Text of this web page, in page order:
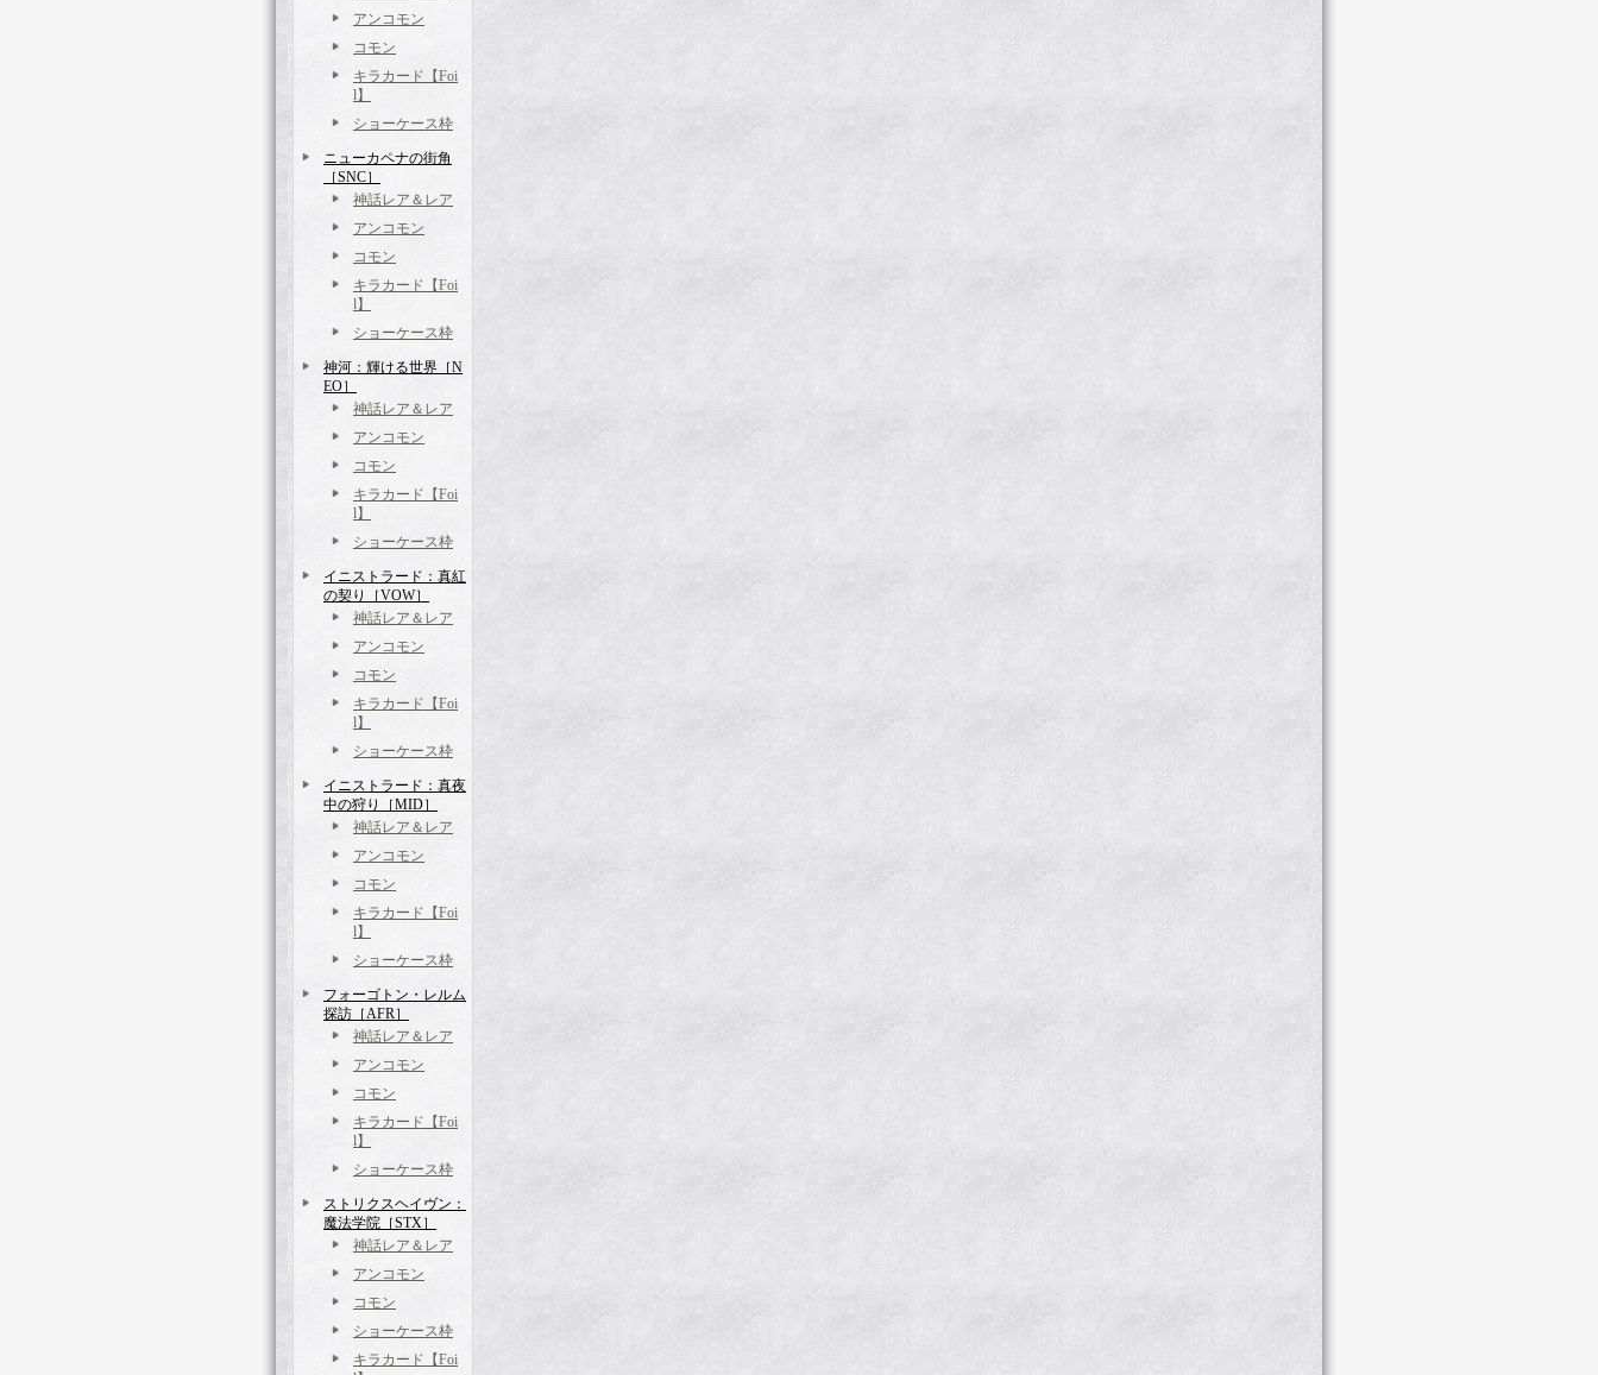
アンコモン
コモン
キラカード【Foi
l】
ショーケース枠
ニューカペナの街角
［SNC］
神話レア＆レア
アンコモン
コモン
キラカード【Foi
l】
ショーケース枠
神河：輝ける世界［N
EO］
神話レア＆レア
アンコモン
コモン
キラカード【Foi
l】
ショーケース枠
イニストラード：真紅
の契り［VOW］
神話レア＆レア
アンコモン
コモン
キラカード【Foi
l】
ショーケース枠
イニストラード：真夜
中の狩り［MID］
神話レア＆レア
アンコモン
コモン
キラカード【Foi
l】
ショーケース枠
フォーゴトン・レルム
探訪［AFR］
神話レア＆レア
アンコモン
コモン
キラカード【Foi
l】
ショーケース枠
ストリクスヘイヴン：
魔法学院［STX］
神話レア＆レア
アンコモン
コモン
ショーケース枠
キラカード【Foi